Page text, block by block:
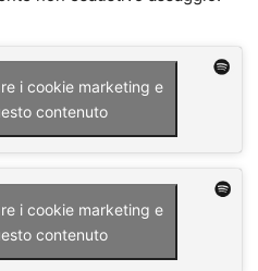
i cookie marketing e
contenuto
i cookie marketing e
contenuto